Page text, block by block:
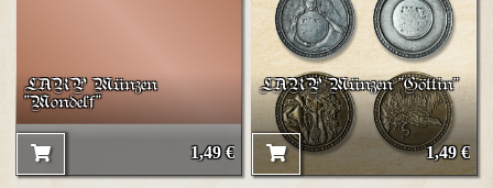
LARP Münzen
"Mondelf"
1,49 €
LARP Münzen "Göttin"
1,49 €